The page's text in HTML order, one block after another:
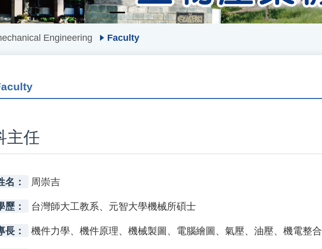
Engineering Faculty
主任
名： 周崇吉
歷： 台灣師大工教系、元智大學機械所碩士
長： 機件力學、機件原理、機械製圖、電腦繪圖、氣壓、油壓、機電整合